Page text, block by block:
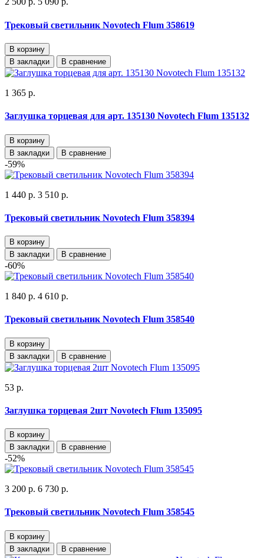
Трековый светильник Novotech Flum 358619
В корзину
В закладки
В сравнение
1 365 р.
Заглушка торцевая для арт. 135130 Novotech Flum 135132
В корзину
В закладки
В сравнение
-59%
1 440 р. 3 510 р.
Трековый светильник Novotech Flum 358394
В корзину
В закладки
В сравнение
-60%
1 840 р. 4 610 р.
Трековый светильник Novotech Flum 358540
В корзину
В закладки
В сравнение
53 р.
Заглушка торцевая 2шт Novotech Flum 135095
В корзину
В закладки
В сравнение
-52%
3 200 р. 6 730 р.
Трековый светильник Novotech Flum 358545
В корзину
В закладки
В сравнение